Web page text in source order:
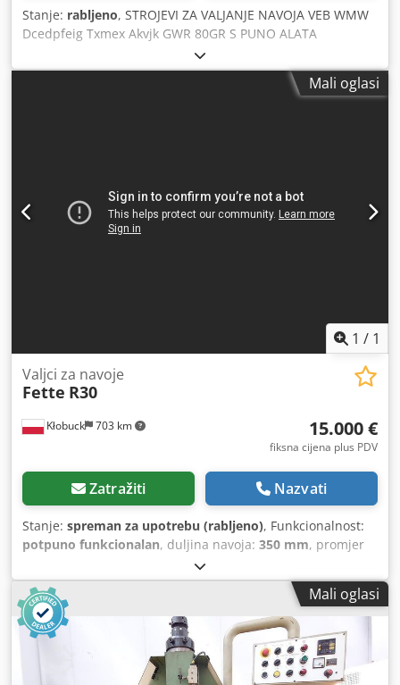
Stanje: rabljeno, STROJEVI ZA VALJANJE NAVOJA VEB WMW
Dcedpfeig Txmex Akvjk GWR 80GR S PUNO ALATA
Mali oglasi
1 / 1
Kłobuck 703 km
Valjci za navoje
Fette R30
15.000 €
fiksna cijena plus PDV
Zatražiti Nazvati
Stanje: spreman za upotrebu (rabljeno), Funkcionalnost:
potpuno funkcionalan, duljina navoja: 350 mm, promjer
, FETTE stroj za navijanje navoja,
tip: R30, bez glave Mogu se koristiti glave za navijanje
navoja od M6 do M30 – M42*. Raspon navijanja navoja
ovisi o korištenoj glavi. Maksimalna duljina navoja: 360 mm
Dcjdjzmpbuspfx Akvjk 6 brzina vretena: 500–4800 o/min
Hidraulična stezna glava Moguć automatski rad. Težina,
otprilike: 850 + 150 kg
Mali oglasi